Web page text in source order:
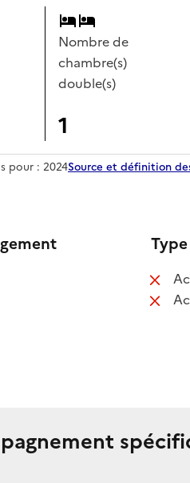
Nombre de
chambre(s)
double(s)
1
pour : 2024Source et définition